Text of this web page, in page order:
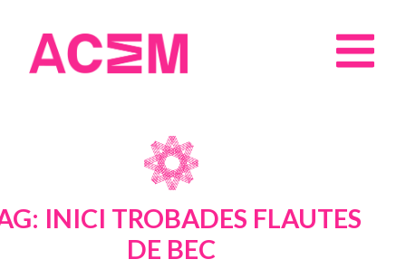
INICI TROBADES FLAUTES
DE BEC